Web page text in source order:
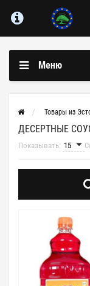
Меню
Товары из
ДЕСЕРТНЫЕ
Показывать: